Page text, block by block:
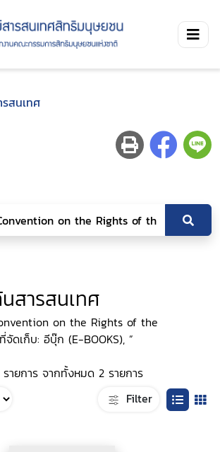
สนเทศ
สารสนเทศ
on the Rights of the
จัดเก็บ: อีบุ๊ก (E-BOOKS), ”
ายการ จากทั้งหมด 2 รายการ
Filter